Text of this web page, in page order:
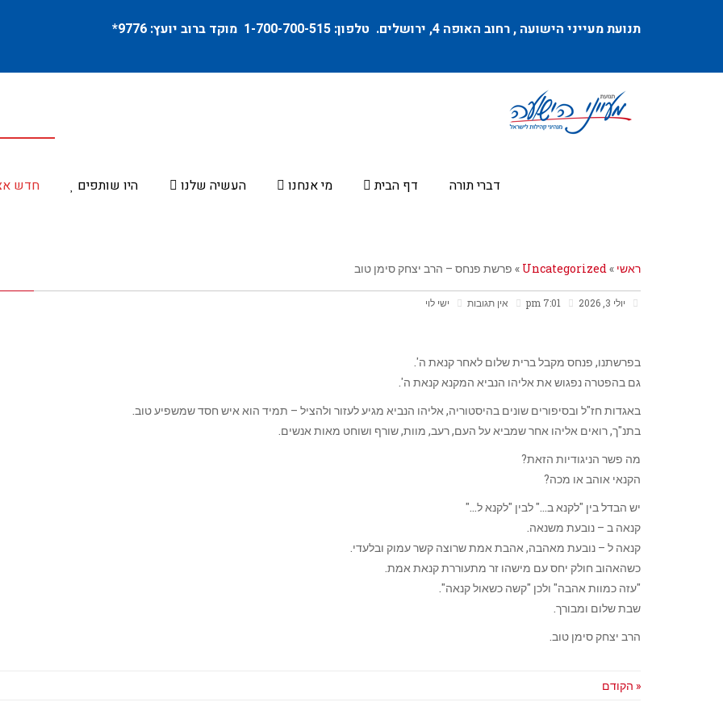
תנועת מעייני הישועה ,רחוב האופה 4 , ירושלים. טלפון: מוקד ברוב יועץ: 9776
*
דברי תורה דף הבית מי אנחנו העשיה שלנו היו שותפים חדש
ראשי »
Uncategorized
» פרשת פנחס – הרב יצחק סימן טוב
יולי 3, 2026 אין תגובות ישי לוי
בפרשתנו, פנחס מקבל ברית שלום לאחר קנאת ה'.
גם בהפטרה נפגוש את אליהו הנביא המקנא קנאת ה'.
באגדות חז"ל ובסיפורים שונים בהיסטוריה, אליהו הנביא מגיע לעזור ולהציל – תמיד הוא איש חסד שמשפיע טוב.
בתנ"ך, רואים אליהו אחר שמביא על העם, רעב, מוות, שורף ושוחט מאות אנשים.
מה פשר הניגודיות הזאת?
הקנאי אוהב או מכה?
יש הבדל בין "לקנא ב…" לבין "לקנא ל…"
קנאה ב – נובעת משנאה.
קנאה ל – נובעת מאהבה, אהבת אמת שרוצה קשר עמוק ובלעדי.
כשהאהוב חולק יחס עם מישהו זר מתעוררת קנאת אמת.
"עזה כמוות אהבה" ולכן "קשה כשאול קנאה".
שבת שלום ומבורך.
הרב יצחק סימן טוב.
« הקודם